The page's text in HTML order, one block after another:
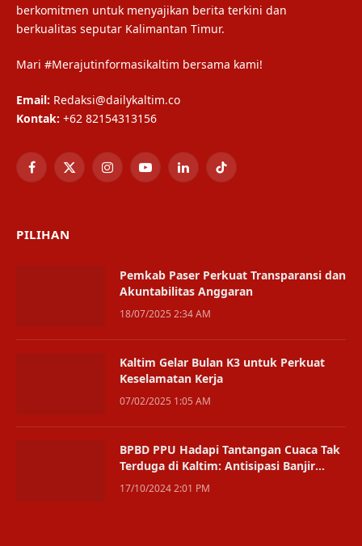
berkomitmen untuk menyajikan berita terkini dan
berkualitas seputar Kalimantan Timur.
Mari #Merajutinformasikaltim bersama kami!
Email: Redaksi@dailykaltim.co
Kontak: +62 82154313156
Facebook
X
InstagramYouTubeLinkedInTikTok
PILIHAN
Pemkab Paser Perkuat Transparansi dan
Akuntabilitas Anggaran
18/07/2025 2:34 AM
Kaltim Gelar Bulan K3 untuk Perkuat
Keselamatan Kerja
07/02/2025 1:05 AM
BPBD PPU Hadapi Tantangan Cuaca Tak
Terduga di Kaltim: Antisipasi Banjir
Desember Jadi Fokus
17/10/2024 2:01 PM